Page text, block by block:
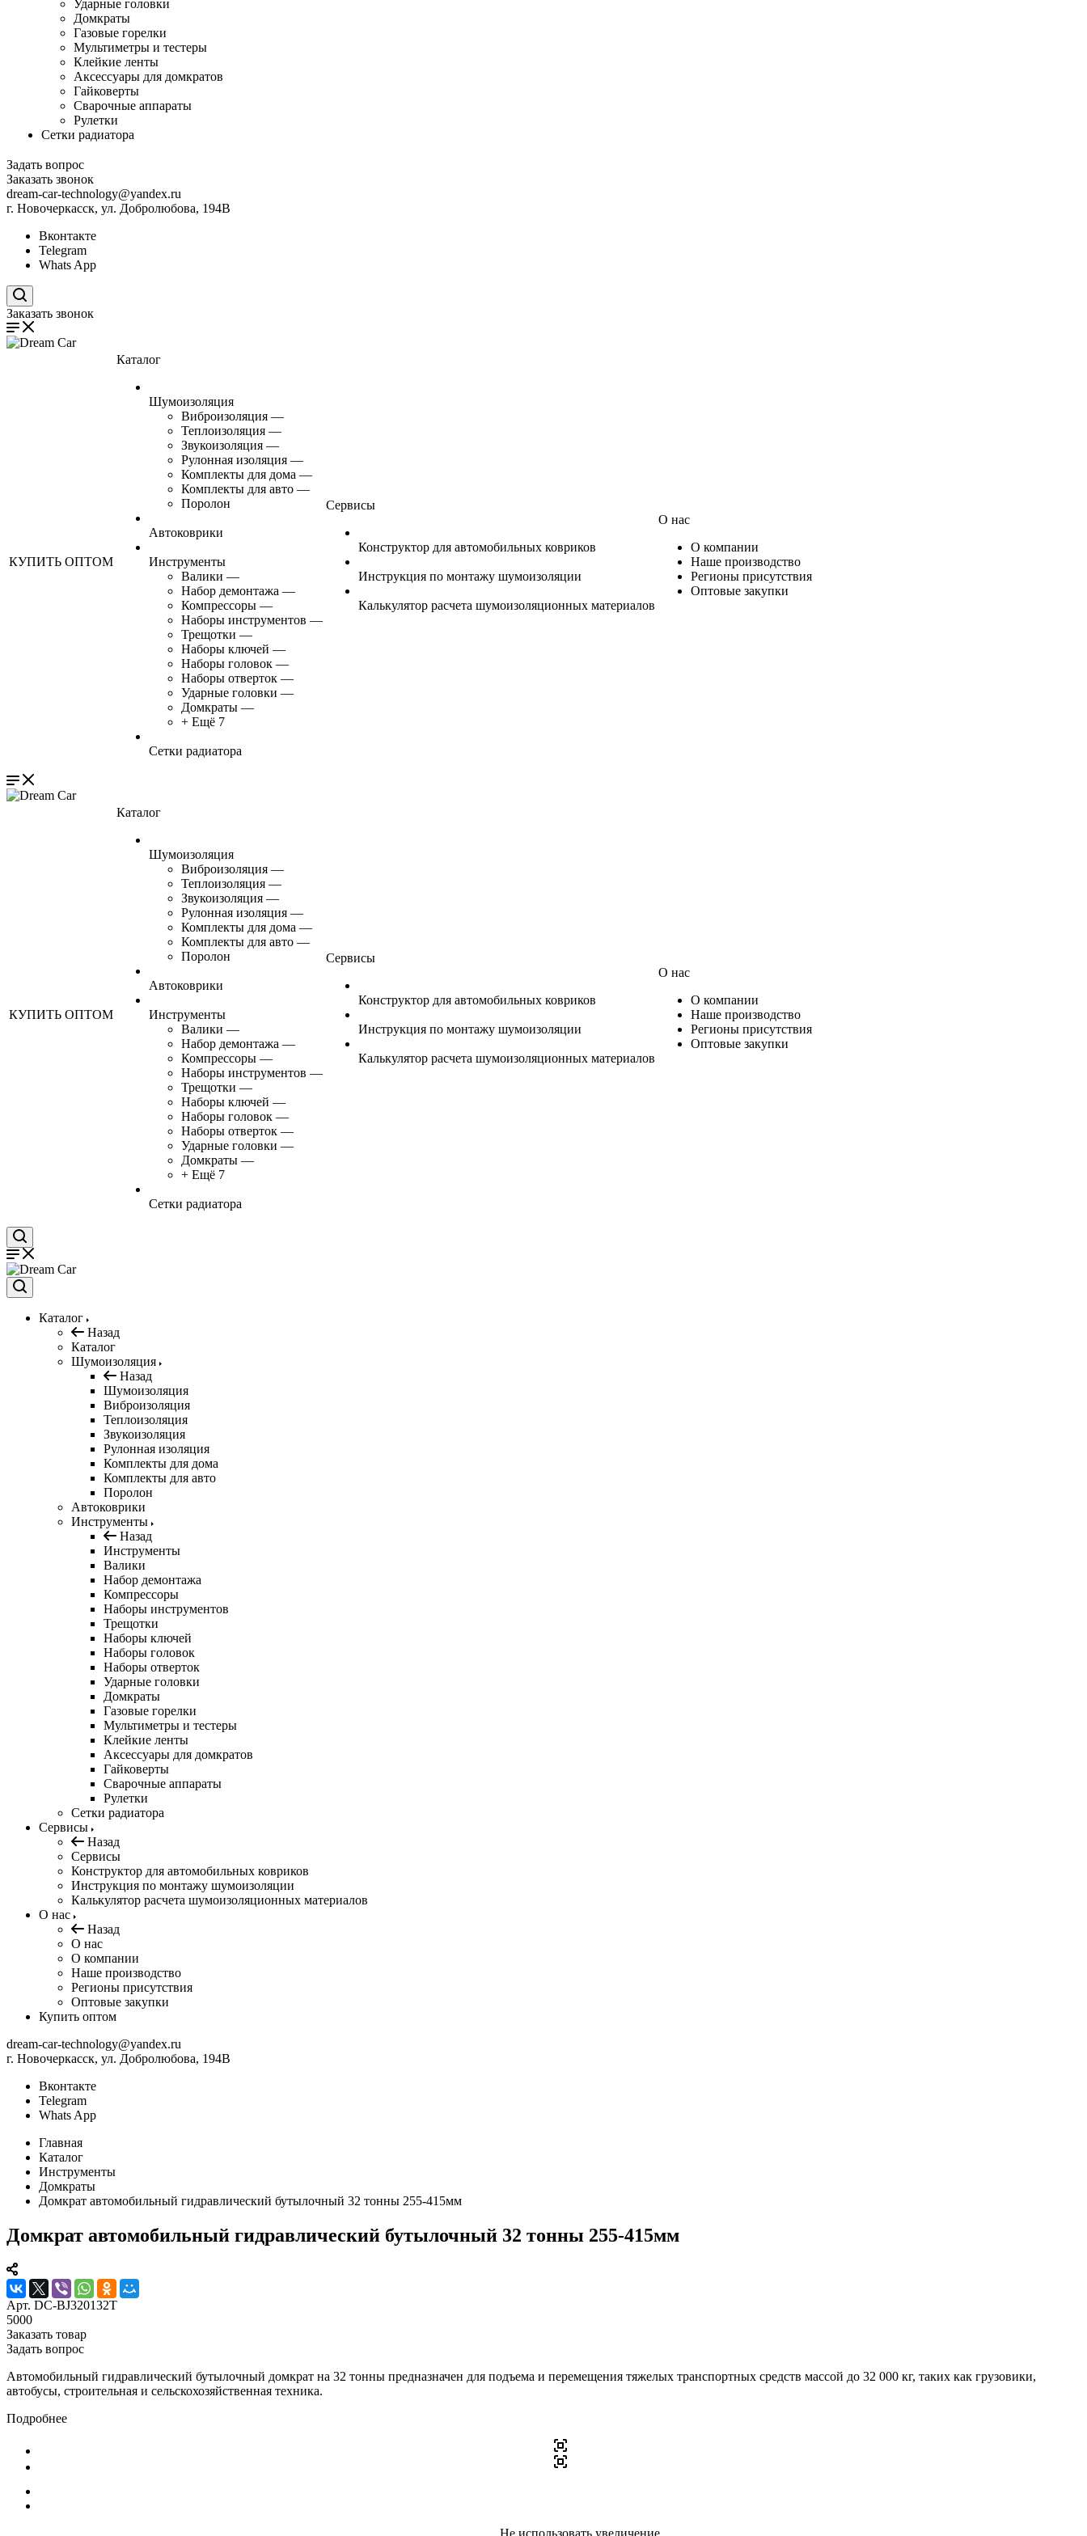
Ударные головки
Домкраты
Газовые горелки
Мультиметры и тестеры
Клейкие ленты
Аксессуары для домкратов
Гайковерты
Сварочные аппараты
Рулетки
Сетки радиатора
Задать вопрос
Заказать звонок
dream-car-technology@yandex.ru
г. Новочеркасск, ул. Добролюбова, 194В
Вконтакте
Telegram
Whats App
Заказать звонок
КУПИТЬ ОПТОМ
Каталог
Шумоизоляция
Виброизоляция —
Теплоизоляция —
Звукоизоляция —
Рулонная изоляция —
Комплекты для дома —
Комплекты для авто —
Поролон
Автоковрики
Инструменты
Валики —
Набор демонтажа —
Компрессоры —
Наборы инструментов —
Трещотки —
Наборы ключей —
Наборы головок —
Наборы отверток —
Ударные головки —
Домкраты —
+ Ещё 7
Сетки радиатора
Сервисы
Конструктор для автомобильных ковриков
Инструкция по монтажу шумоизоляции
Калькулятор расчета шумоизоляционных материалов
О нас
О компании
Наше производство
Регионы присутствия
Оптовые закупки
КУПИТЬ ОПТОМ
Каталог
Шумоизоляция
Виброизоляция —
Теплоизоляция —
Звукоизоляция —
Рулонная изоляция —
Комплекты для дома —
Комплекты для авто —
Поролон
Автоковрики
Инструменты
Валики —
Набор демонтажа —
Компрессоры —
Наборы инструментов —
Трещотки —
Наборы ключей —
Наборы головок —
Наборы отверток —
Ударные головки —
Домкраты —
+ Ещё 7
Сетки радиатора
Сервисы
Конструктор для автомобильных ковриков
Инструкция по монтажу шумоизоляции
Калькулятор расчета шумоизоляционных материалов
О нас
О компании
Наше производство
Регионы присутствия
Оптовые закупки
Каталог
Назад
Каталог
Шумоизоляция
Назад
Шумоизоляция
Виброизоляция
Теплоизоляция
Звукоизоляция
Рулонная изоляция
Комплекты для дома
Комплекты для авто
Поролон
Автоковрики
Инструменты
Назад
Инструменты
Валики
Набор демонтажа
Компрессоры
Наборы инструментов
Трещотки
Наборы ключей
Наборы головок
Наборы отверток
Ударные головки
Домкраты
Газовые горелки
Мультиметры и тестеры
Клейкие ленты
Аксессуары для домкратов
Гайковерты
Сварочные аппараты
Рулетки
Сетки радиатора
Сервисы
Назад
Сервисы
Конструктор для автомобильных ковриков
Инструкция по монтажу шумоизоляции
Калькулятор расчета шумоизоляционных материалов
О нас
Назад
О нас
О компании
Наше производство
Регионы присутствия
Оптовые закупки
Купить оптом
dream-car-technology@yandex.ru
г. Новочеркасск, ул. Добролюбова, 194В
Вконтакте
Telegram
Whats App
Главная
Каталог
Инструменты
Домкраты
Домкрат автомобильный гидравлический бутылочный 32 тонны 255-415мм
Домкрат автомобильный гидравлический бутылочный 32 тонны 255-415мм
Арт. DC-BJ320132T
5000
Заказать товар
Задать вопрос
Автомобильный гидравлический бутылочный домкрат на 32 тонны предназначен для подъема и перемещения тяжелых транспортных средств массой до 32 000 кг, таких как грузовики,
автобусы, строительная и сельскохозяйственная техника.
Подробнее
Не использовать увеличение